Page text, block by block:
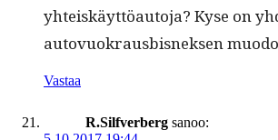
yhteiskäyt­töau­to­ja? Kyse on
autovuokraus­bis­nek­sen
Vastaa
R.Silfverberg sanoo: